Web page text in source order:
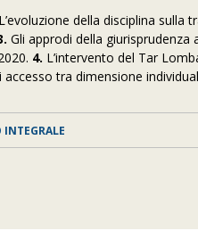
L’evoluzione della disciplina sulla
Gli approdi della
4. L’intervento del Tar
tra dimensione
INTEGRALE